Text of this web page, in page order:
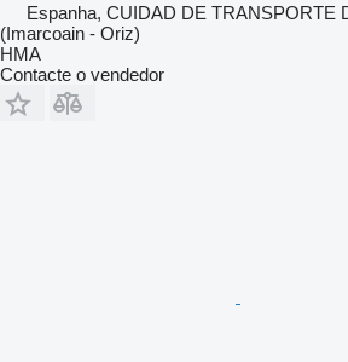
Espanha, CUIDAD DE TRANSPORTE
(Imarcoain - Oriz)
HMA
Contacte o vendedor